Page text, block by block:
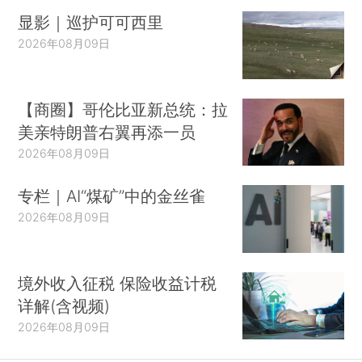
显影｜巡护可可西里
2026年08月09日
【商圈】哥伦比亚新总统：拉
美亲特朗普右翼再添一员
2026年08月09日
专栏｜AI“煤矿”中的金丝雀
2026年08月09日
境外收入征税 保险收益计税
详解(含视频)
2026年08月09日